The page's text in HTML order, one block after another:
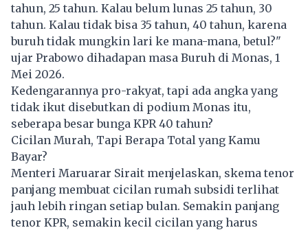
tahun, 25 tahun. Kalau belum lunas 25 tahun, 30
tahun. Kalau tidak bisa 35 tahun, 40 tahun, karena
buruh tidak mungkin lari ke mana-mana, betul?"
ujar Prabowo dihadapan masa Buruh di Monas, 1
Mei 2026.
Kedengarannya pro-rakyat, tapi ada angka yang
tidak ikut disebutkan di podium Monas itu,
seberapa besar bunga KPR 40 tahun?
Cicilan Murah, Tapi Berapa Total yang Kamu
Bayar?
Menteri Maruarar Sirait menjelaskan, skema tenor
panjang membuat cicilan rumah subsidi terlihat
jauh lebih ringan setiap bulan. Semakin panjang
tenor KPR, semakin kecil cicilan yang harus